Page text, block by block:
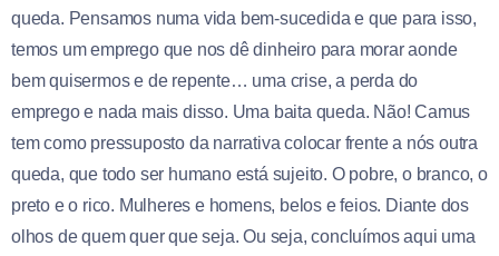
queda. Pensamos numa vida bem-sucedida e que para isso,
temos um emprego que nos dê dinheiro para morar aonde
bem quisermos e de repente… uma crise, a perda do
emprego e nada mais disso. Uma baita queda. Não! Camus
tem como pressuposto da narrativa colocar frente a nós outra
queda, que todo ser humano está sujeito. O pobre, o branco, o
preto e o rico. Mulheres e homens, belos e feios. Diante dos
olhos de quem quer que seja. Ou seja, concluímos aqui uma